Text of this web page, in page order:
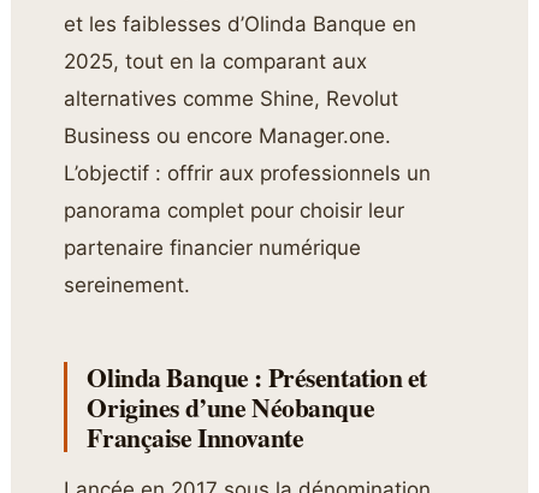
et les faiblesses d’Olinda Banque en
2025, tout en la comparant aux
alternatives comme Shine, Revolut
Business ou encore Manager.one.
L’objectif : offrir aux professionnels un
panorama complet pour choisir leur
partenaire financier numérique
sereinement.
Olinda Banque : Présentation et
Origines d’une Néobanque
Française Innovante